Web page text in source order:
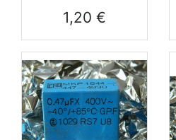
Prix
1,20 €